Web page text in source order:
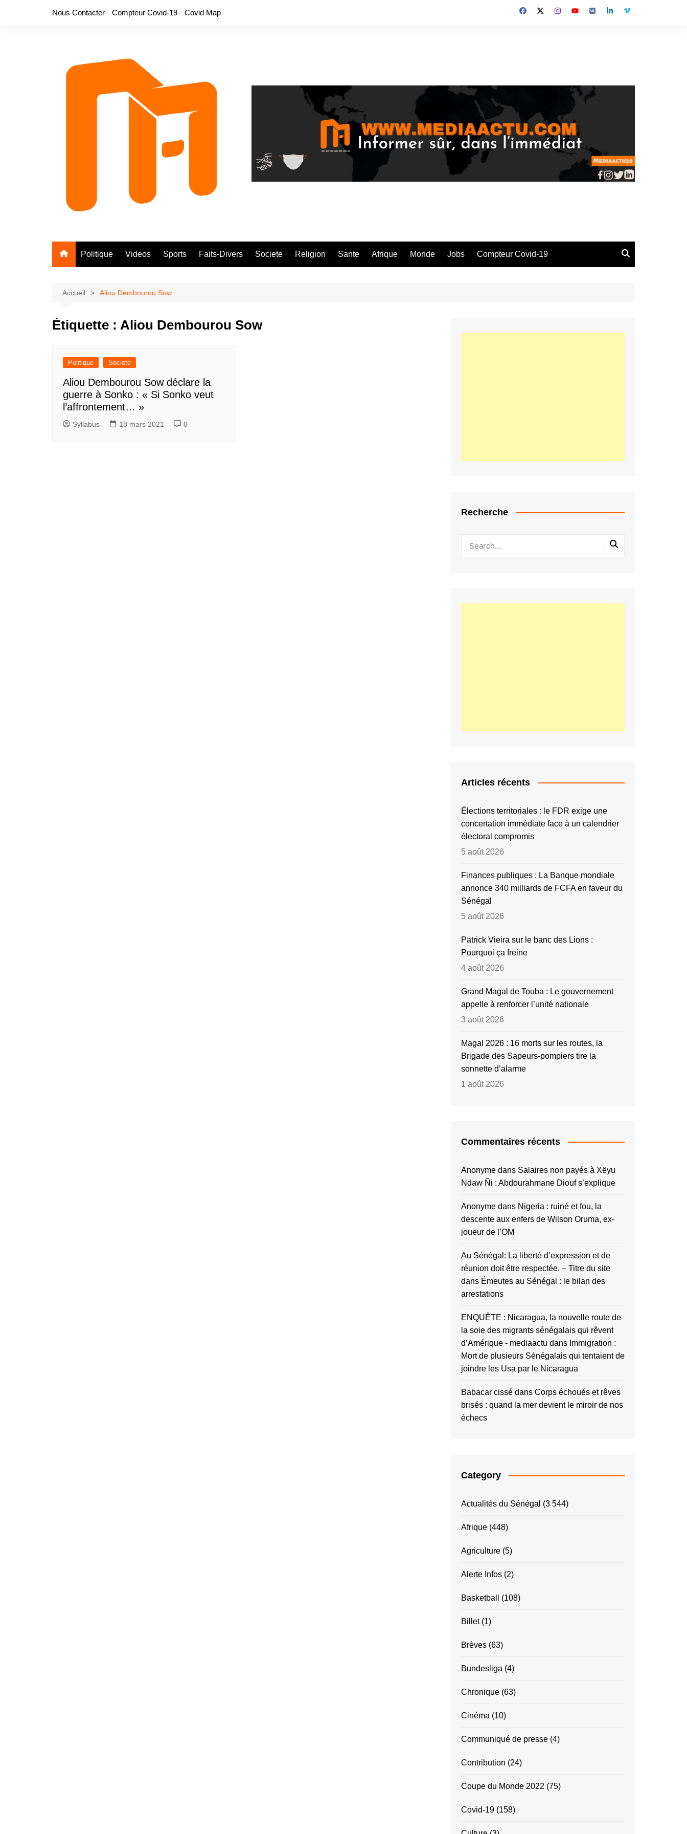
Nous Contacter Compteur Covid-19 Covid Map
Politique Videos Sports Faits-Divers Societe Religion Sante Afrique Monde Jobs Compteur Covid-19
Accueil Aliou Dembourou Sow
Étiquette : Aliou Dembourou Sow
Politique Societe
Aliou Dembourou Sow déclare la
guerre à Sonko : « Si Sonko veut
l’affrontement… »
Syllabus 18 mars 2021 0
Recherche
Articles récents
Élections territoriales : le FDR exige une
concertation immédiate face à un calendrier
électoral compromis
5 août 2026
Finances publiques : La Banque mondiale
annonce 340 milliards de FCFA en faveur du
Sénégal
5 août 2026
Patrick Vieira sur le banc des Lions :
Pourquoi ça freine
4 août 2026
Grand Magal de Touba : Le gouvernement
appelle à renforcer l’unité nationale
3 août 2026
Magal 2026 : 16 morts sur les routes, la
Brigade des Sapeurs-pompiers tire la
sonnette d’alarme
1 août 2026
Commentaires récents
Anonyme dans Salaires non payés à Xëyu
Ndaw Ñi : Abdourahmane Diouf s’explique
Anonyme dans Nigeria : ruiné et fou, la
descente aux enfers de Wilson Oruma, ex-
joueur de l’OM
Au Sénégal: La liberté d’expression et de
réunion doit être respectée. – Titre du site
dans Émeutes au Sénégal : le bilan des
arrestations
ENQUÊTE : Nicaragua, la nouvelle route de
la soie des migrants sénégalais qui rêvent
d’Amérique - mediaactu dans Immigration :
Mort de plusieurs Sénégalais qui tentaient de
joindre les Usa par le Nicaragua
Babacar cissé dans Corps échoués et rêves
brisés : quand la mer devient le miroir de nos
échecs
Category
Actualités du Sénégal (3 544)
Afrique (448)
Agriculture (5)
Alerte Infos (2)
Basketball (108)
Billet(1)
Brèves (63)
Bundesliga (4)
Chronique (63)
Cinéma (10)
Communiqué de presse (4)
Contribution (24)
Coupe du Monde 2022 (75)
Covid-19 (158)